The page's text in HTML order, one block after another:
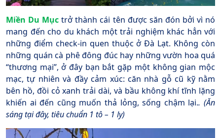
Miền Du Mục trở thành cái tên được săn đón bởi vì nó
mang đến cho du khách một trải nghiệm khác hẳn với
những điểm check-in quen thuộc ở Đà Lạt. Không còn
những quán cà phê đông đúc hay những vườn hoa quá
“thương mại”, ở đây bạn bắt gặp một không gian mộc
mạc, tự nhiên và đầy cảm xúc: căn nhà gỗ cũ kỹ nằm
bên hồ, đồi cỏ xanh trải dài, và bầu không khí tĩnh lặng
khiến ai đến cũng muốn thả lỏng, sống chậm lại.. (Ăn
sáng tại đây, tiêu chuẩn 1 tô – 1 ly)